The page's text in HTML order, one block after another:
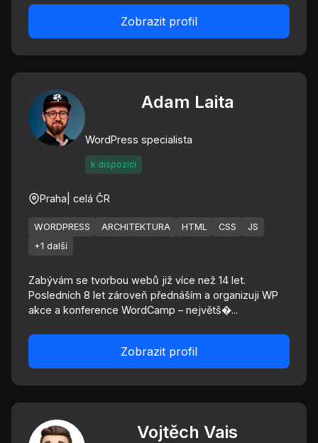
Zobrazit profil
Adam Laita
WordPress specialista
k dispozici
Praha | celá ČR
WORDPRESS ARCHITEKTURA HTML CSS
JS
+1 další
Zabývám se tvorbou webů již více než 14 let.
Posledních 8 let zároveň přednáším a organizuji WP
akce a konference WordCamp – největš�...
Zobrazit profil
Vojtěch Vais